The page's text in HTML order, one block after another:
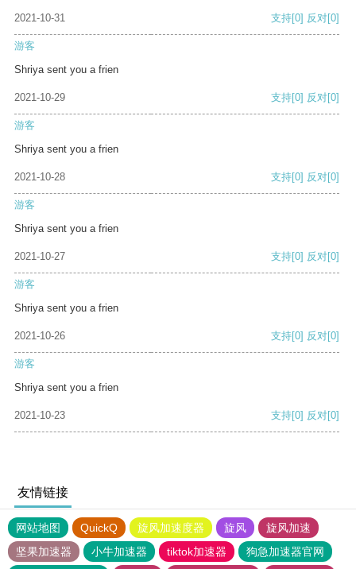
2021-10-31 支持[0] 反对[0]
游客
Shriya sent you a frien
2021-10-29 支持[0] 反对[0]
游客
Shriya sent you a frien
2021-10-28 支持[0] 反对[0]
游客
Shriya sent you a frien
2021-10-27 支持[0] 反对[0]
游客
Shriya sent you a frien
2021-10-26 支持[0] 反对[0]
游客
Shriya sent you a frien
2021-10-23 支持[0] 反对[0]
友情链接
网站地图 QuickQ 旋风加速度器 旋风
旋风加速
坚果加速器
小牛加速器 tiktok加速器 狗急加速器官网